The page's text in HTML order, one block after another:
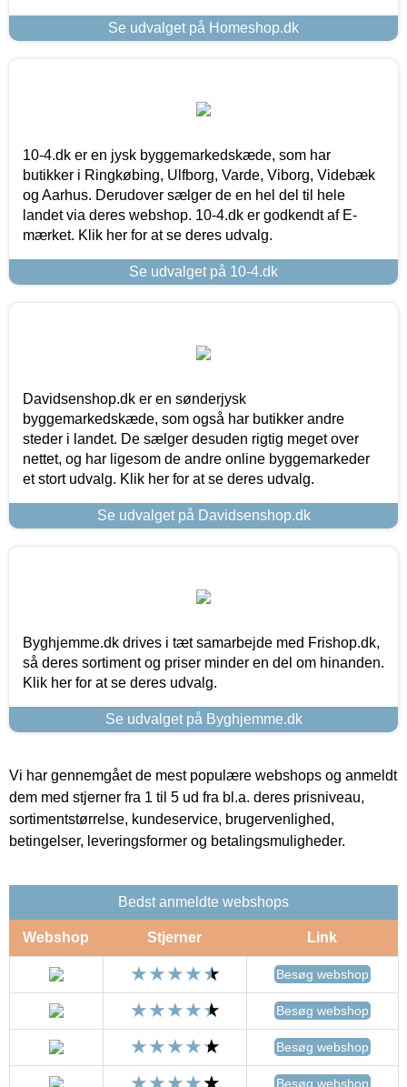
Se udvalget på Homeshop.dk
10-4.dk er en jysk byggemarkedskæde, som har
butikker i Ringkøbing, Ulfborg, Varde, Viborg, Videbæk
og Aarhus. Derudover sælger de en hel del til hele
landet via deres webshop. 10-4.dk er godkendt af E-
mærket. Klik her for at se deres udvalg.
Se udvalget på 10-4.dk
Davidsenshop.dk er en sønderjysk
byggemarkedskæde, som også har butikker andre
steder i landet. De sælger desuden rigtig meget over
nettet, og har ligesom de andre online byggemarkeder
et stort udvalg. Klik her for at se deres udvalg.
Se udvalget på Davidsenshop.dk
Byghjemme.dk drives i tæt samarbejde med Frishop.dk,
så deres sortiment og priser minder en del om hinanden.
Klik her for at se deres udvalg.
Se udvalget på Byghjemme.dk
Vi har gennemgået de mest populære webshops og anmeldt
dem med stjerner fra 1 til 5 ud fra bl.a. deres prisniveau,
sortimentstørrelse, kundeservice, brugervenlighed,
betingelser, leveringsformer og betalingsmuligheder.
Bedst anmeldte webshops
Webshop Stjerner Link
Besøg webshop
Besøg webshop
Besøg webshop
Besøg webshop